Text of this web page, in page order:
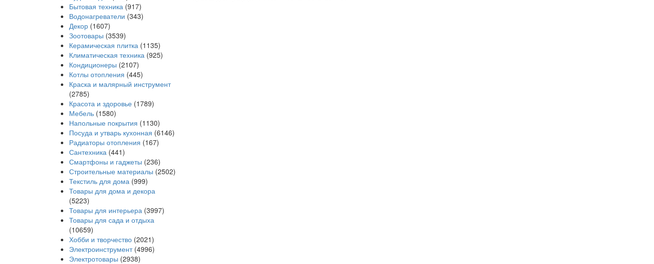
Бытовая техника (917)
Водонагреватели (343)
Декор (1607)
Зоотовары (3539)
Керамическая плитка (1135)
Климатическая техника (925)
Кондиционеры (2107)
Котлы отопления (445)
Краска и малярный инструмент
(2785)
Красота и здоровье (1789)
Мебель (1580)
Напольные покрытия (1130)
Посуда и утварь кухонная (6146)
Радиаторы отопления (167)
Сантехника (441)
Смартфоны и гаджеты (236)
Строительные материалы (2502)
Текстиль для дома (999)
Товары для дома и декора
(5223)
Товары для интерьера (3997)
Товары для сада и отдыха
(10659)
Хобби и творчество (2021)
Электроинструмент (4996)
Электротовары (2938)